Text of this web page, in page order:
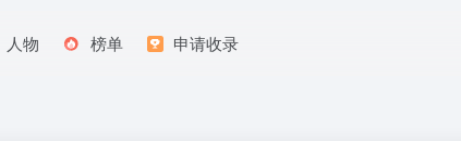
人物 榜单 申请收录